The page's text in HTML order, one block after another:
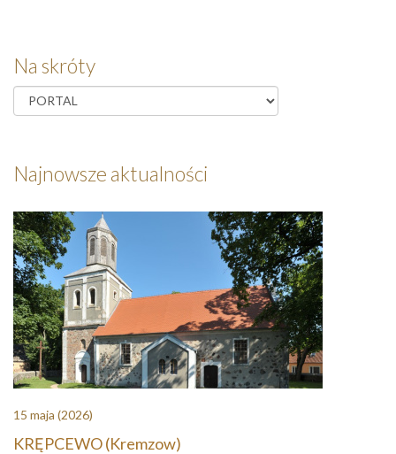
Na skróty
Najnowsze aktualności
15 maja (2026)
KRĘPCEWO (Kremzow)